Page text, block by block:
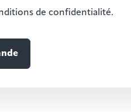
de confidentialité.